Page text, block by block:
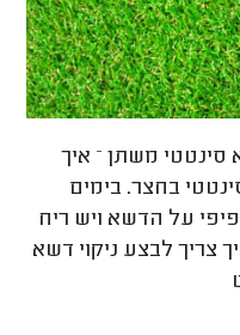
סינטטי משתן – איך
בחצר. בימים
על הדשא ויש ריח
צריך לבצע ניקוי דשא